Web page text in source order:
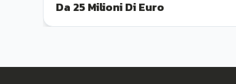
Da 25 Milioni Di Euro